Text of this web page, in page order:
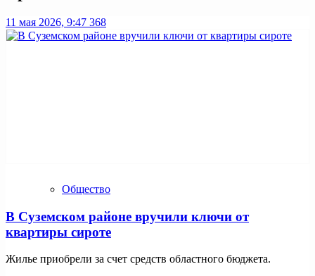
11 мая 2026, 9:47 368
Общество
В Суземском районе вручили ключи от
квартиры сироте
Жилье приобрели за счет средств областного бюджета.